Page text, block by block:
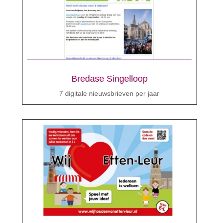
Bredase Singelloop
7 digitale nieuwsbrieven per jaar